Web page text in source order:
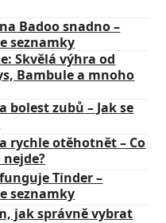
Badoo snadno –
seznamky
Skvělá výhra od
Bambule a mnoho
bolest zubů – Jak se
rychle otěhotnět – Co
Tinder –
seznamky
jak správně vybrat